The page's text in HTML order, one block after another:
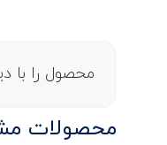
محصول را با
محصولات